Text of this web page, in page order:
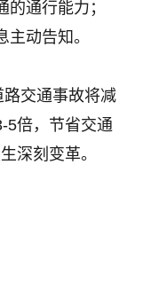
通行能力；
动告知。
路交通事故将减
5倍，节省交通
深刻变革。